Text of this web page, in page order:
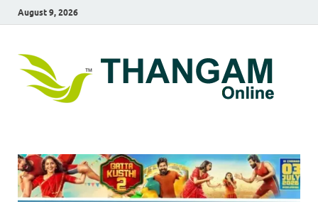
August 9, 2026